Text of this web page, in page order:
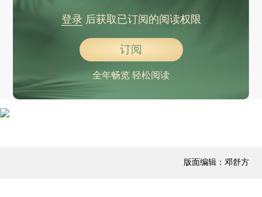
登录后获取已订阅的阅读权限
订阅
全年畅览 轻松阅读
版面编辑：邓舒方